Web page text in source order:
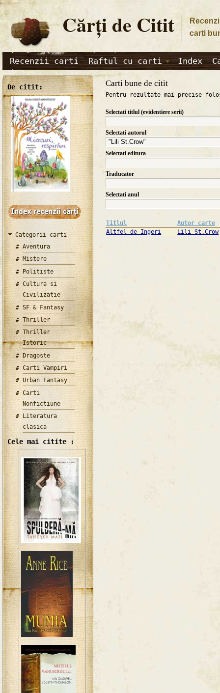
Cărţi de Citit
carti
Recenzii carti Raftul cu carti Index
De citit:
Categorii carti
Aventura
Mistere
Politiste
Cultura si
Civilizatie
SF & Fantasy
Thriller
Thriller
Istoric
Dragoste
Carti Vampiri
Urban Fantasy
Carti
Nonfictiune
Literatura
clasica
Cele mai citite :
Carti bune de citit
Pentru rezultate mai precise
Selectati titlul (evidentiere serii)
Selectati autorul
Selectati editura
Traducator
Selectati anul
Titlul
Autor carte
Altfel de Ingeri
Lili St.Crow